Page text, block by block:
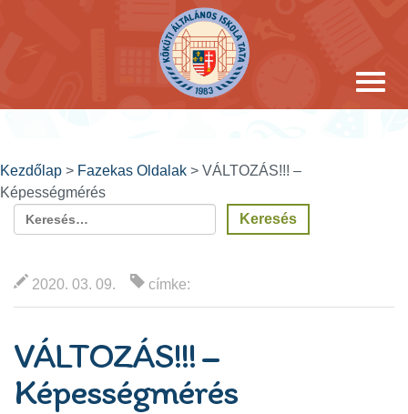
Kezdőlap > Fazekas Oldalak > VÁLTOZÁS!!! –
Képességmérés
2020. 03. 09. címke:
VÁLTOZÁS!!! –
Képességmérés